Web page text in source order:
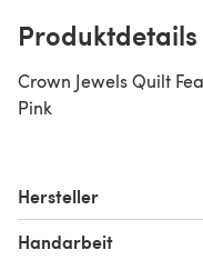
Produktdetails
Crown Jewels Quilt
Pink
Hersteller
Handarbeit